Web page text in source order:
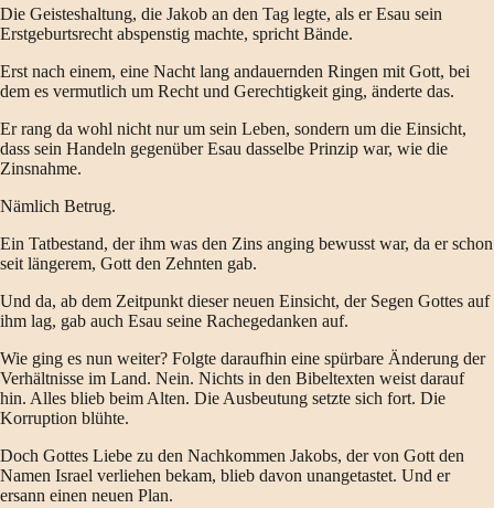
Die Geisteshaltung, die Jakob an den Tag legte, als er Esau sein
Erstgeburtsrecht abspenstig machte, spricht Bände.
Erst nach einem, eine Nacht lang andauernden Ringen mit Gott, bei
dem es vermutlich um Recht und Gerechtigkeit ging, änderte das.
Er rang da wohl nicht nur um sein Leben, sondern um die Einsicht,
dass sein Handeln gegenüber Esau dasselbe Prinzip war, wie die
Zinsnahme.
Nämlich Betrug.
Ein Tatbestand, der ihm was den Zins anging bewusst war, da er schon
seit längerem, Gott den Zehnten gab.
Und da, ab dem Zeitpunkt dieser neuen Einsicht, der Segen Gottes auf
ihm lag, gab auch Esau seine Rachegedanken auf.
Wie ging es nun weiter? Folgte daraufhin eine spürbare Änderung der
Verhältnisse im Land. Nein. Nichts in den Bibeltexten weist darauf
hin. Alles blieb beim Alten. Die Ausbeutung setzte sich fort. Die
Korruption blühte.
Doch Gottes Liebe zu den Nachkommen Jakobs, der von Gott den
Namen Israel verliehen bekam, blieb davon unangetastet. Und er
ersann einen neuen Plan.